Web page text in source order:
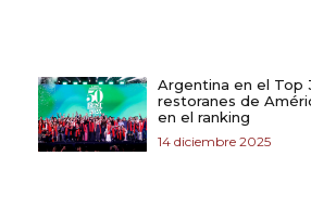
Argentina en el Top
restoranes de
en el ranking
14 diciembre 2025